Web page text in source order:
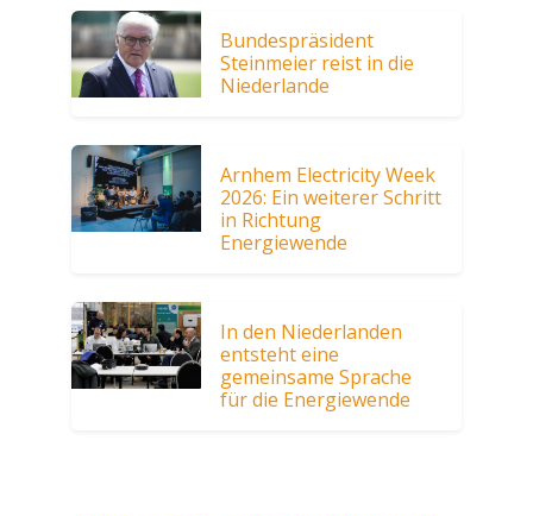
Bundespräsident
Steinmeier reist in die
Niederlande
Arnhem Electricity Week
2026: Ein weiterer Schritt
in Richtung
Energiewende
In den Niederlanden
entsteht eine
gemeinsame Sprache
für die Energiewende